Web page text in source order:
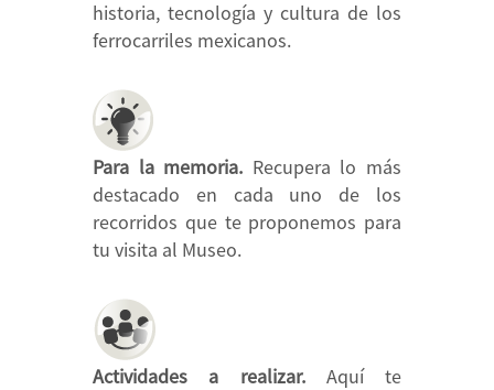
historia, tecnología y cultura de los
ferrocarriles mexicanos.
Para la memoria. Recupera lo más
destacado en cada uno de los
recorridos que te proponemos para
tu visita al Museo.
Actividades a realizar.Aquí te